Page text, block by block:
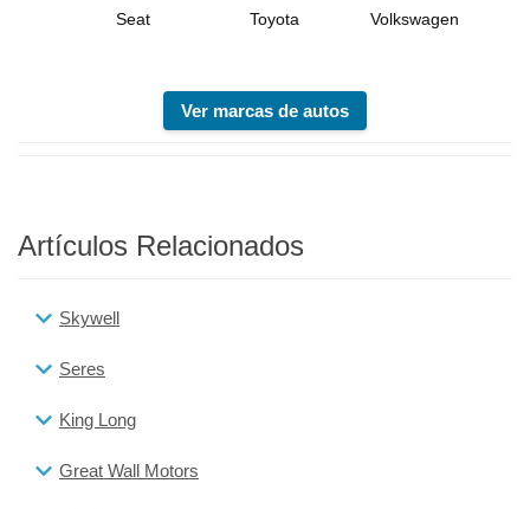
Seat Toyota Volkswagen
Ver marcas de autos
Artículos Relacionados
Skywell
Seres
King Long
Great Wall Motors